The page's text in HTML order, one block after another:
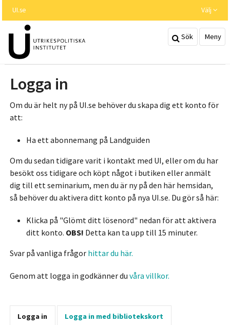
huvudinnehållet
UI.se Välj
Sök Meny
Logga in
Om du är helt ny på UI.se behöver du skapa dig ett konto för
att:
Ha ett abonnemang på Landguiden
Om du sedan tidigare varit i kontakt med UI, eller om du har
besökt oss tidigare och köpt något i butiken eller anmält
dig till ett seminarium, men du är ny på den här hemsidan,
så behöver du aktivera ditt konto på nya UI.se. Du gör så här:
Klicka på "Glömt ditt lösenord" nedan för att aktivera
ditt konto. OBS! Detta kan ta upp till 15 minuter.
Svar på vanliga frågor hittar du här.
Genom att logga in godkänner du våra villkor.
Logga in Logga in med bibliotekskort